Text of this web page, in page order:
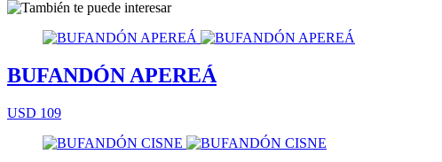
BUFANDÓN APEREÁ
USD 109